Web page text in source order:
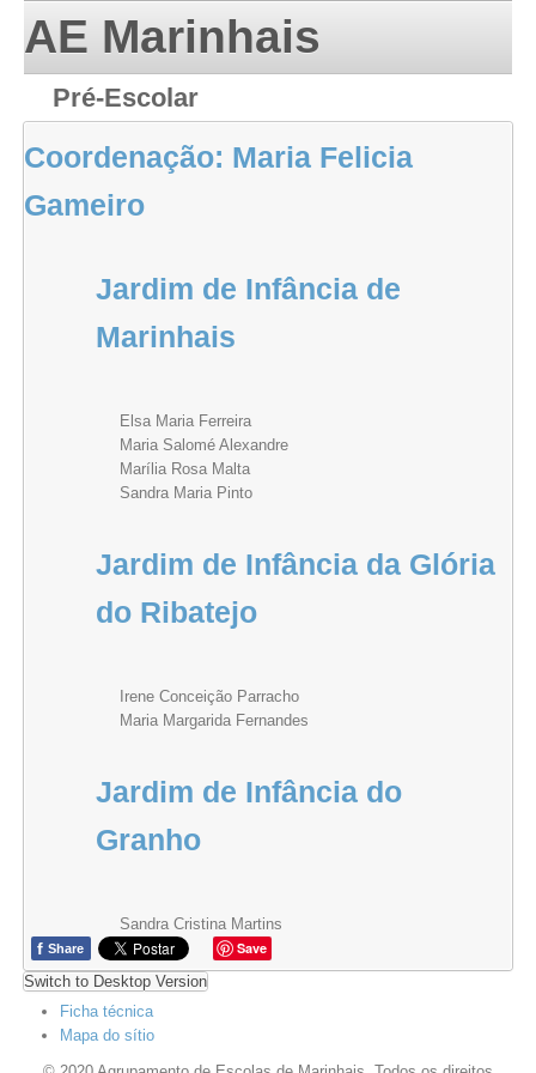
AE Marinhais
Pré-Escolar
Coordenação: Maria Felicia
Gameiro
Jardim de Infância de
Marinhais
Elsa Maria Ferreira
Maria Salomé Alexandre
Marília Rosa Malta
Sandra Maria Pinto
Jardim de Infância da Glória
do Ribatejo
Irene Conceição Parracho
Maria Margarida Fernandes
Jardim de Infância do
Granho
Sandra Cristina Martins
f Share
Save
Switch to Desktop Version
Ficha técnica
Mapa do sítio